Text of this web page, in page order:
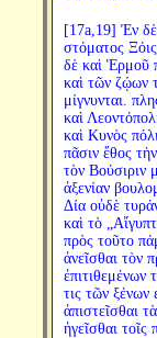
[17a,19] Ἐν δὲ
στόματος
δὲ καὶ Ἑρμοῦ
καὶ τῶν ζῴων
μίγνυνται.
καὶ
καὶ Κυνὸς
πᾶσιν ἔθος
τὸν Βούσιριν
ἀξενίαν
Δία οὐδὲ
καὶ τὸ
πρὸς τοῦτο
ἀνεῖσθαι τὸν
ἐπιτιθεμένων
τις τῶν ξένων
ἀπιστεῖσθαι
ἡγεῖσθαι